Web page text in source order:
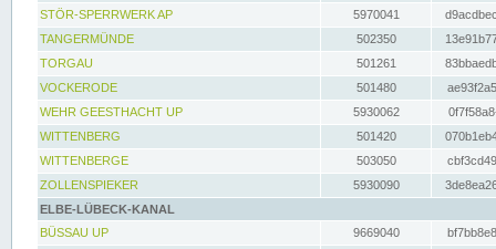
STÖR-SPERRWERK AP 5970041
TANGERMÜNDE
502350
TORGAU
501261
VOCKERODE
501480
WEHR GEESTHACHT UP
5930062
WITTENBERG
501420
WITTENBERGE
503050
ZOLLENSPIEKER
5930090
ELBE-LÜBECK-KANAL
BÜSSAU UP
9669040